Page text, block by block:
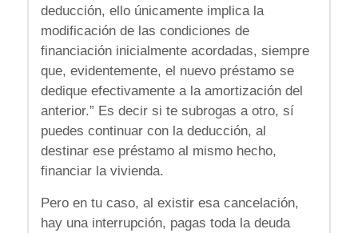
deducción, ello únicamente implica la
modificación de las condiciones de
financiación inicialmente acordadas, siempre
que, evidentemente, el nuevo préstamo se
dedique efectivamente a la amortización del
anterior.” Es decir si te subrogas a otro, sí
puedes continuar con la deducción, al
destinar ese préstamo al mismo hecho,
financiar la vivienda.
Pero en tu caso, al existir esa cancelación,
hay una interrupción, pagas toda la deuda